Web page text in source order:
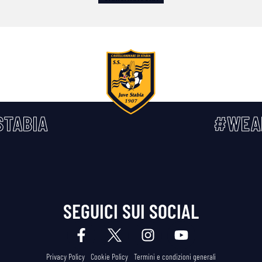
SEGUICI SUI SOCIAL
Privacy Policy Cookie Policy Termini e condizioni generali